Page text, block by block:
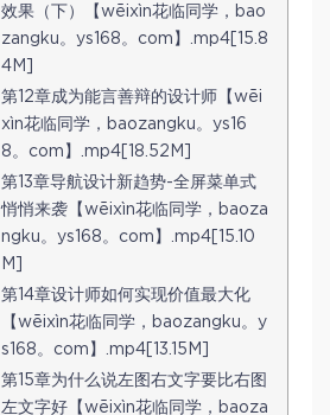
效果（下）【wēixìn花临同学，bao
zangku。ys168。com】.mp4[15.8
4M]
第12章成为能言善辩的设计师【wēi
xìn花临同学，baozangku。ys16
8。com】.mp4[18.52M]
第13章导航设计新趋势-全屏菜单式
悄悄来袭【wēixìn花临同学，baoza
ngku。ys168。com】.mp4[15.10
M]
第14章设计师如何实现价值最大化
【wēixìn花临同学，baozangku。y
s168。com】.mp4[13.15M]
第15章为什么说左图右文字要比右图
左文字好【wēixìn花临同学，baoza